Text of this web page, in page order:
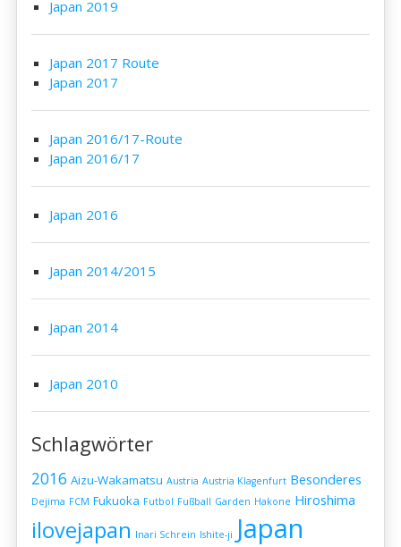
Japan 2019
Japan 2017 Route
Japan 2017
Japan 2016/17-Route
Japan 2016/17
Japan 2016
Japan 2014/2015
Japan 2014
Japan 2010
Schlagwörter
2016 Aizu-Wakamatsu Austria Austria Klagenfurt Besonderes
Dejima FCM Fukuoka Futbol Fußball Garden Hakone Hiroshima
ilovejapan Inari Schrein Ishite-ji Japan